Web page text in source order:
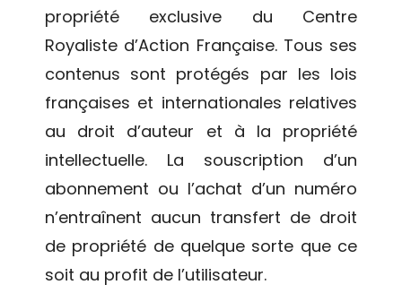
propriété exclusive du Centre
Royaliste d’Action Française. Tous ses
contenus sont protégés par les lois
françaises et internationales relatives
au droit d’auteur et à la propriété
intellectuelle. La souscription d’un
abonnement ou l’achat d’un numéro
n’entraînent aucun transfert de droit
de propriété de quelque sorte que ce
soit au profit de l’utilisateur.